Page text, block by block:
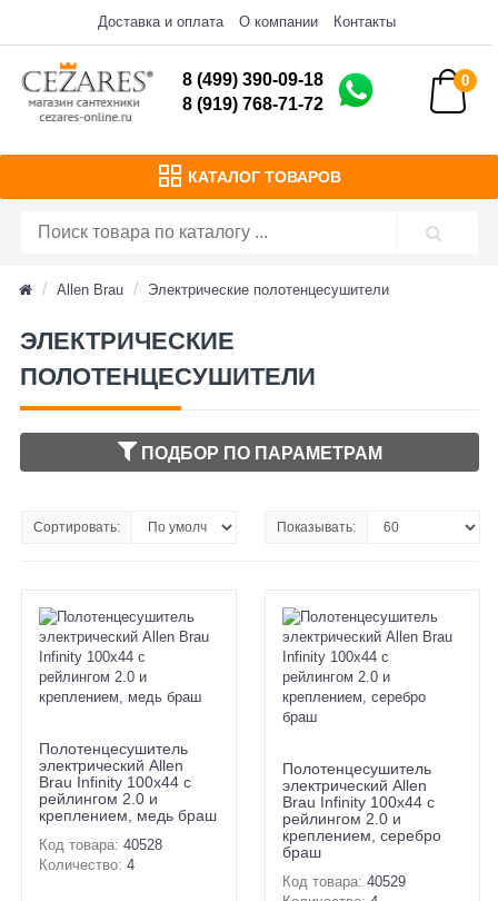
Доставка и оплата О компании Контакты
8 (499) 390-09-18
8 (919) 768-71-72
0
КАТАЛОГ ТОВАРОВ
Allen Brau Электрические полотенцесушители
ЭЛЕКТРИЧЕСКИЕ
ПОЛОТЕНЦЕСУШИТЕЛИ
ПОДБОР ПО ПАРАМЕТРАМ
Сортировать: Показывать:
Полотенцесушитель
электрический Allen
Brau Infinity 100x44 с
рейлингом 2.0 и
креплением, медь браш
Код товара: 40528
Количество: 4
Полотенцесушитель
электрический Allen
Brau Infinity 100x44 с
рейлингом 2.0 и
креплением, серебро
браш
Код товара: 40529